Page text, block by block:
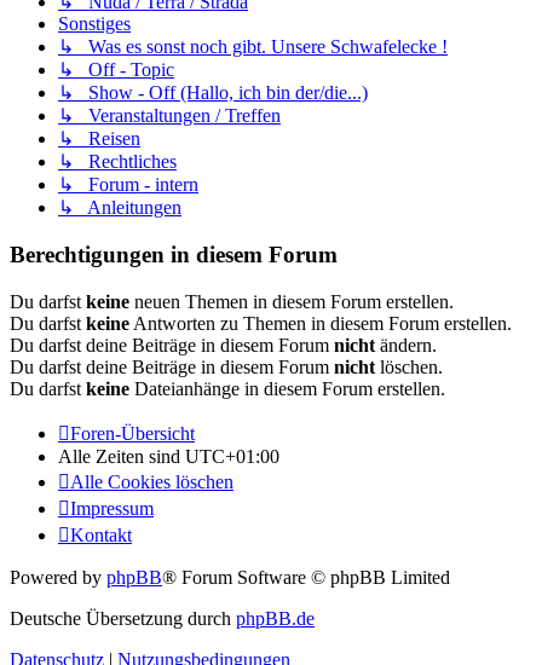
Sonstiges
↳ Was es sonst noch gibt. Unsere Schwafelecke !
↳ Off - Topic
↳ Show - Off (Hallo, ich bin der/die...)
↳ Veranstaltungen / Treffen
↳ Reisen
↳ Rechtliches
↳ Forum - intern
↳ Anleitungen
Berechtigungen in diesem Forum
Du darfst keine neuen Themen in diesem Forum erstellen.
Du darfst keine Antworten zu Themen in diesem Forum erstellen.
Du darfst deine Beiträge in diesem Forum nicht ändern.
Du darfst deine Beiträge in diesem Forum nicht löschen.
Du darfst keine Dateianhänge in diesem Forum erstellen.
Foren-Übersicht
Alle Zeiten sind UTC+01:00
Alle Cookies löschen
Impressum
Kontakt
Powered by phpBB® Forum Software © phpBB Limited
Deutsche Übersetzung durch phpBB.de
Datenschutz | Nutzungsbedingungen